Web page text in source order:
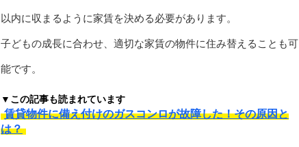
以内に収まるように家賃を決める必要があります。
子どもの成長に合わせ、適切な家賃の物件に住み替えることも可
能です。
▼この記事も読まれています
賃貸物件に備え付けのガスコンロが故障した！その原因と
は？